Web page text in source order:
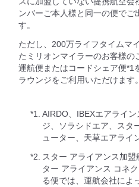
ンバーご本人様と同一の便でご
す。
ただし、200万ライフタイムマ
たミリオンマイラーのお客様の
運航便またはコードシェア便*1
ラウンジをご利用いただけます。
*1.
AIRDO、IBEXエアライ
ジ、ソラシドエア、スタ
ューター、天草エアライ
*2.
スター アライアンス加
ター アライアンス コネ
る便では、運航会社によ